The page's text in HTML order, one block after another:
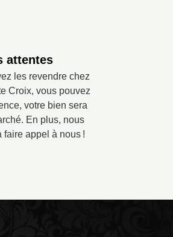
attentes
les revendre chez
Croix, vous pouvez
votre bien sera
En plus, nous
faire appel à nous !